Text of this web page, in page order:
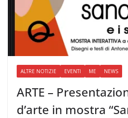
ALTRE NOTIZIE EVENTI ME NEWS
ARTE –
d’arte in mostra